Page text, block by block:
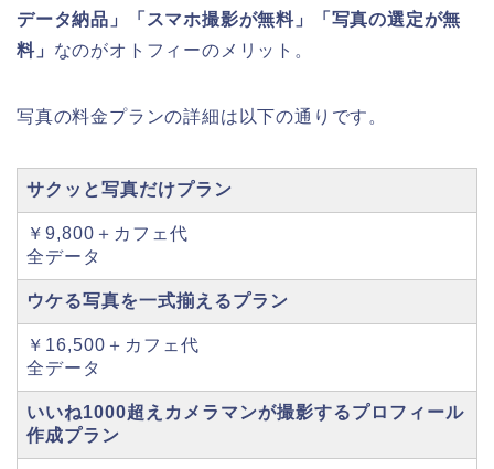
データ納品」「スマホ撮影が無料」「写真の選定が無
料」 なのがオトフィーのメリット。
写真の料金プランの詳細は以下の通りです。
サクッと写真だけプラン
￥9,800＋カフェ代
全データ
ウケる写真を一式揃えるプラン
￥16,500＋カフェ代
全データ
いいね1000超えカメラマンが撮影するプロフィール
作成プラン